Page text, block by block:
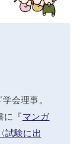
会理事。
に『マンガ
〈試験に出